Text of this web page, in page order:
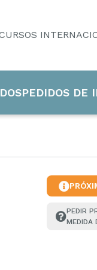
PEDIDOS DE
PEDIR
MEDIDA